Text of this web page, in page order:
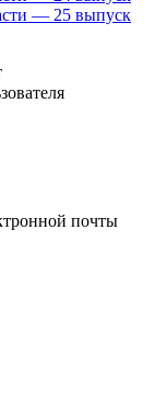
— 25 выпуск
почты